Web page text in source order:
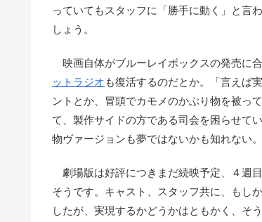
っていてもスタッフに「勝手に動く」と言
しょう。
映画自体がブルーレイボックスの発売に
ットラジオ も復活するのだとか。「言えば
ントとか、冒頭でカモメのかぶり物を被っ
て、製作サイドの方である司会を困らせて
物ヴァージョンも夢ではないかも知れない。
劇場版は好評につきまだ続映予定、４週
そうです。キャスト、スタッフ共に、もし
したが、実現するかどうかはともかく、そ